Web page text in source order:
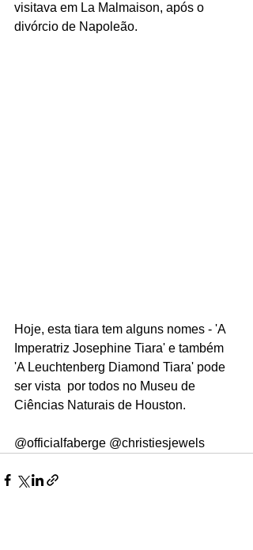
visitava em La Malmaison, após o
divórcio de Napoleão.
Hoje, esta tiara tem alguns nomes - 'A
Imperatriz Josephine Tiara' e também
'A Leuchtenberg Diamond Tiara' pode
ser vista  por todos no Museu de
Ciências Naturais de Houston.
@officialfaberge @christiesjewels